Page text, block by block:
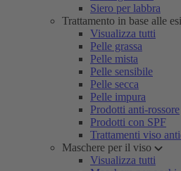
Siero per labbra
Trattamento in base alle
Visualizza tutti
Pelle grassa
Pelle mista
Pelle sensibile
Pelle secca
Pelle impura
Prodotti anti-rossore
Prodotti con SPF
Trattamenti viso
Maschere per il viso
Visualizza tutti